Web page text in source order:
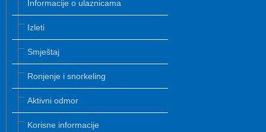
Informacije o ulaznicama
Izleti
Smještaj
Ronjenje i snorkeling
Aktivni odmor
Korisne informacije